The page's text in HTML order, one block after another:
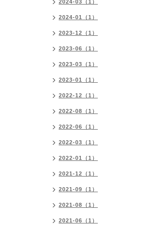
2024-03（1）
2024-01（1）
2023-12（1）
2023-06（1）
2023-03（1）
2023-01（1）
2022-12（1）
2022-08（1）
2022-06（1）
2022-03（1）
2022-01（1）
2021-12（1）
2021-09（1）
2021-08（1）
2021-06（1）